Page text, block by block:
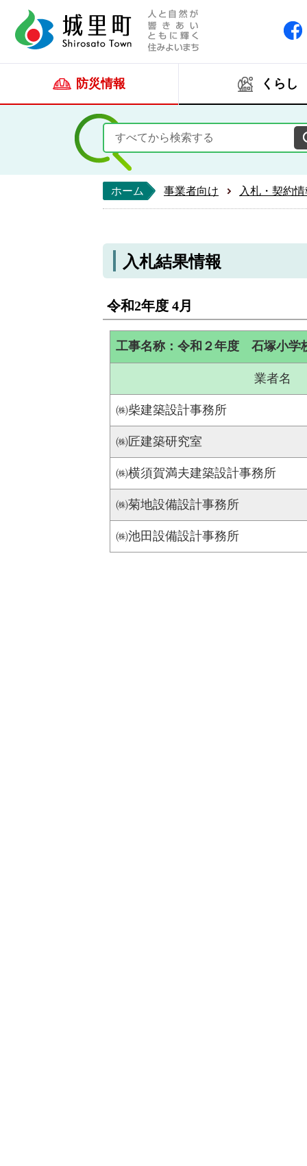
防災情報 くらし
ホーム 事業者向け 入札・契約
入札結果情報
令和2年度 4月
工事名称：令和２年度 石塚小学
業者名
㈱柴建築設計事務所
㈱匠建築研究室
㈱横須賀満夫建築設計事務所
㈱菊地設備設計事務所
㈱池田設備設計事務所